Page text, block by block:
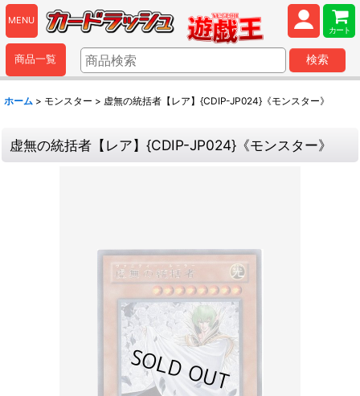
MENU
カート
商品一覧 検索
ホーム > モンスター > 虚無の統括者【レア】{CDIP-JP024}《モンスター》
虚無の統括者【レア】{CDIP-JP024}《モンスター》